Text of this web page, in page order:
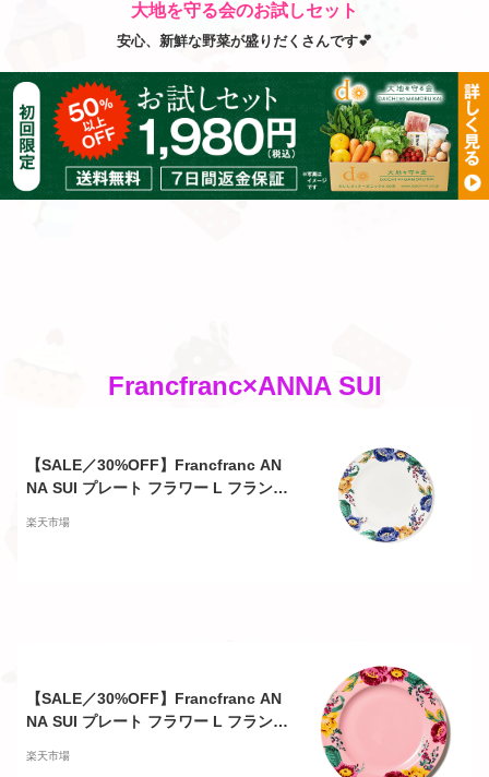
大地を守る会のお試しセット
安心、新鮮な野菜が盛りだくさんです💕
Francfranc×ANNA SUI
【SALE／30%OFF】Francfranc AN
NA SUI プレート フラワー L フランフ
食器・皿 ブルー【RBA_E】
楽天市場
【SALE／30%OFF】Francfranc AN
NA SUI プレート フラワー L フランフ
その他の食器・調理器具・キッチン用
楽天市場